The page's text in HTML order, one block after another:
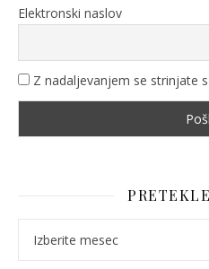
Elektronski naslov
Z nadaljevanjem se strinjate